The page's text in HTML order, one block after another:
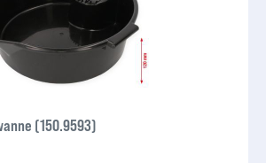
(150.9593)